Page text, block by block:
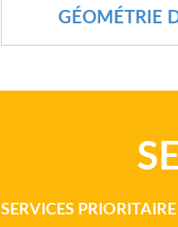
GÉOMÉTRIE
SERVICES PRIORITAIRE